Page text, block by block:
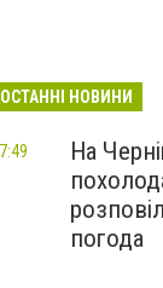
ОСТАННІ НОВИНИ
На
погода